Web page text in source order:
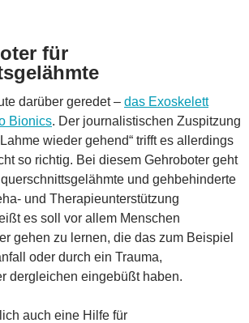
für
darüber geredet – das Exoskelett
Bionics. Der journalistischen Zuspitzung
wieder gehend“ trifft es allerdings
so richtig. Bei diesem Gehroboter geht
und gehbehinderte
und Therapieunterstützung
es soll vor allem Menschen
gehen zu lernen, die das zum Beispiel
oder durch ein Trauma,
dergleichen eingebüßt haben.
auch eine Hilfe für